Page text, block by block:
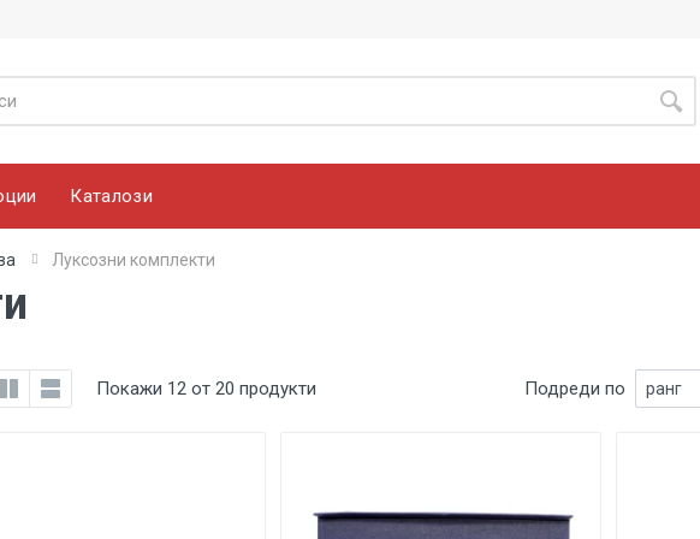
Каталози
Луксозни комплекти
Покажи 12 от 20 продукти Подреди по